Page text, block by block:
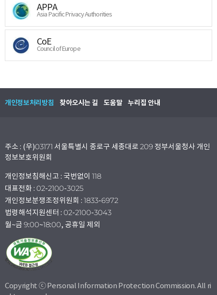
APPA
Asia Pacific Privacy Authorities
CoE
Council of Europe
개인정보처리방침 찾아오시는 길 도움말 누리집 안내
주소 : (우)03171 서울특별시 종로구 세종대로 209 정부서울청사 개인
정보보호위원회
개인정보침해신고 : 국번없이 118
대표전화 : 02-2100-3025
개인정보분쟁조정위원회 : 1833-6972
법령해석지원센터 : 02-2100-3043
월~금 9:00~18:00, 공휴일 제외
Copyright ⓒ Personal Information Protection Commission. All ri